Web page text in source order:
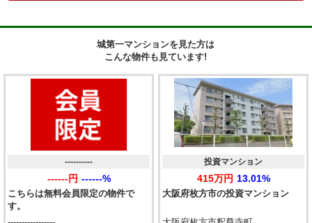
城第一マンションを見た方は
こんな物件も見ています!
こちらは無料会員限定の物件で
す。
----------
------円 ------%
大阪府枚方市の投資マンション
投資マンション
415万円 13.01%